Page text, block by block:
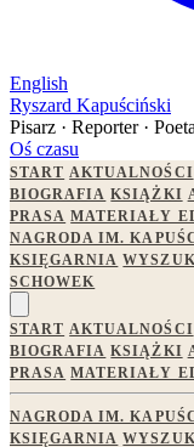
English
Ryszard Kapuściński
Pisarz · Reporter · Poeta
Oś czasu
START AKTUALNOŚCI
BIOGRAFIA KSIĄŻKI
PRASA MATERIAŁY
NAGRODA IM.
KSIĘGARNIA
SCHOWEK
START AKTUALNOŚCI
BIOGRAFIA KSIĄŻKI
PRASA MATERIAŁY
NAGRODA IM.
KSIĘGARNIA